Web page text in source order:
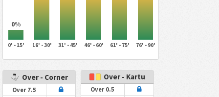
0%
0' - 15' 16' - 30' 31' - 45' 46' - 60' 61' - 75' 76' - 90'
Over - Corner
Over 7.5
Over - Kartu
Over 0.5